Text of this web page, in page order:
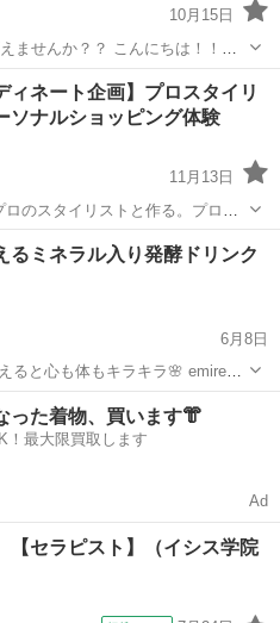
10月15日
ドバイザーとして 活動してます
いおりと申します。 〜自己紹介〜 京都大学を卒業後 スポーツ...
ィネート企画】プロスタイリ
ソナルショッピング体験
11月13日
のスタイリストと作る。プロに
Produce Salon
「Human pro...
パーソナル
るミネラル入り発酵ドリンク
6月8日
パワーをいただき フルーツについ
てから漬け込むのがポイン...
他 ドリンク
った着物、買います👘
！最大限買取します
Ad
セラピスト】（イシス学院